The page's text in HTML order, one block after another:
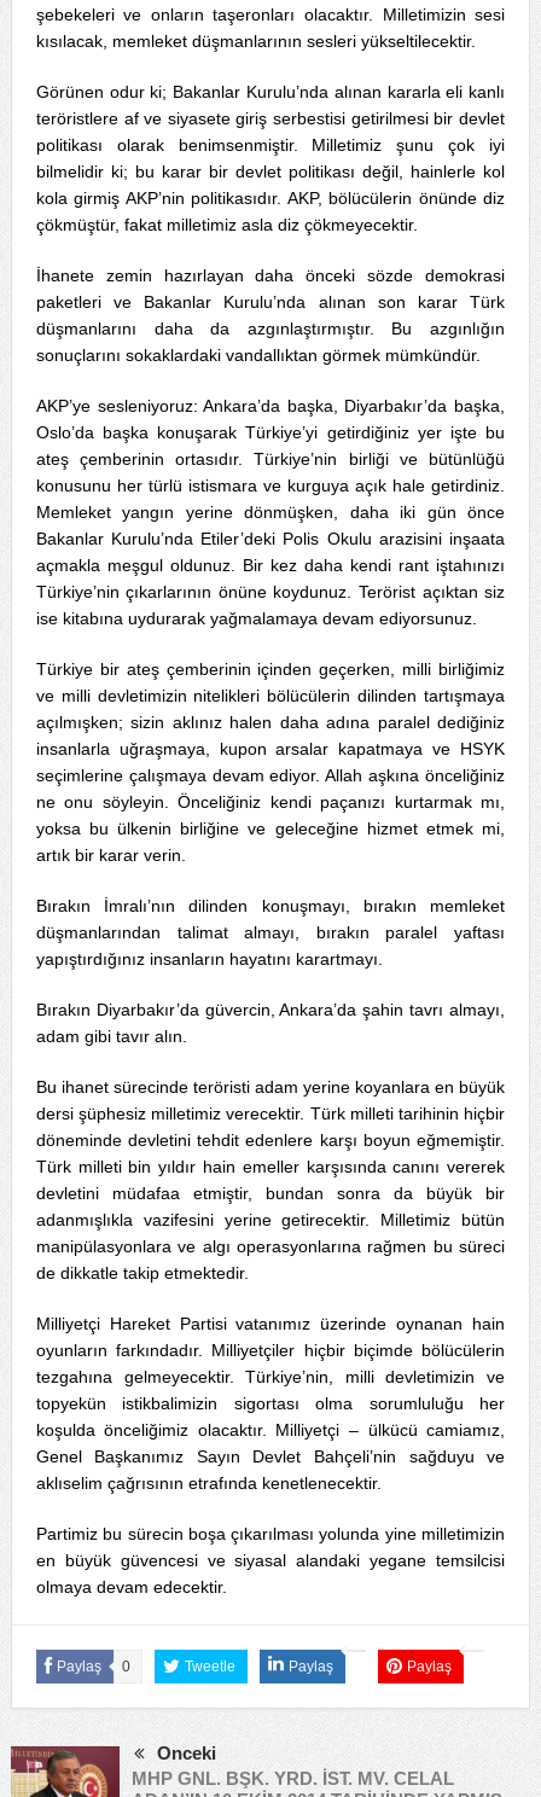
şebekeleri ve onların taşeronları olacaktır. Milletimizin sesi
kısılacak, memleket düşmanlarının sesleri yükseltilecektir.
Görünen odur ki; Bakanlar Kurulu’nda alınan kararla eli kanlı
teröristlere af ve siyasete giriş serbestisi getirilmesi bir devlet
politikası olarak benimsenmiştir. Milletimiz şunu çok iyi
bilmelidir ki; bu karar bir devlet politikası değil, hainlerle kol
kola girmiş AKP’nin politikasıdır. AKP, bölücülerin önünde diz
çökmüştür, fakat milletimiz asla diz çökmeyecektir.
İhanete zemin hazırlayan daha önceki sözde demokrasi
paketleri ve Bakanlar Kurulu’nda alınan son karar Türk
düşmanlarını daha da azgınlaştırmıştır. Bu azgınlığın
sonuçlarını sokaklardaki vandallıktan görmek mümkündür.
AKP’ye sesleniyoruz: Ankara’da başka, Diyarbakır’da başka,
Oslo’da başka konuşarak Türkiye’yi getirdiğiniz yer işte bu
ateş çemberinin ortasıdır. Türkiye’nin birliği ve bütünlüğü
konusunu her türlü istismara ve kurguya açık hale getirdiniz.
Memleket yangın yerine dönmüşken, daha iki gün önce
Bakanlar Kurulu’nda Etiler’deki Polis Okulu arazisini inşaata
açmakla meşgul oldunuz. Bir kez daha kendi rant iştahınızı
Türkiye’nin çıkarlarının önüne koydunuz. Terörist açıktan siz
ise kitabına uydurarak yağmalamaya devam ediyorsunuz.
Türkiye bir ateş çemberinin içinden geçerken, milli birliğimiz
ve milli devletimizin nitelikleri bölücülerin dilinden tartışmaya
açılmışken; sizin aklınız halen daha adına paralel dediğiniz
insanlarla uğraşmaya, kupon arsalar kapatmaya ve HSYK
seçimlerine çalışmaya devam ediyor. Allah aşkına önceliğiniz
ne onu söyleyin. Önceliğiniz kendi paçanızı kurtarmak mı,
yoksa bu ülkenin birliğine ve geleceğine hizmet etmek mi,
artık bir karar verin.
Bırakın İmralı’nın dilinden konuşmayı, bırakın memleket
düşmanlarından talimat almayı, bırakın paralel yaftası
yapıştırdığınız insanların hayatını karartmayı.
Bırakın Diyarbakır’da güvercin, Ankara’da şahin tavrı almayı,
adam gibi tavır alın.
Bu ihanet sürecinde teröristi adam yerine koyanlara en büyük
dersi şüphesiz milletimiz verecektir. Türk milleti tarihinin hiçbir
döneminde devletini tehdit edenlere karşı boyun eğmemiştir.
Türk milleti bin yıldır hain emeller karşısında canını vererek
devletini müdafaa etmiştir, bundan sonra da büyük bir
adanmışlıkla vazifesini yerine getirecektir. Milletimiz bütün
manipülasyonlara ve algı operasyonlarına rağmen bu süreci
de dikkatle takip etmektedir.
Milliyetçi Hareket Partisi vatanımız üzerinde oynanan hain
oyunların farkındadır. Milliyetçiler hiçbir biçimde bölücülerin
tezgahına gelmeyecektir. Türkiye’nin, milli devletimizin ve
topyekün istikbalimizin sigortası olma sorumluluğu her
koşulda önceliğimiz olacaktır. Milliyetçi – ülkücü camiamız,
Genel Başkanımız Sayın Devlet Bahçeli’nin sağduyu ve
aklıselim çağrısının etrafında kenetlenecektir.
Partimiz bu sürecin boşa çıkarılması yolunda yine milletimizin
en büyük güvencesi ve siyasal alandaki yegane temsilcisi
olmaya devam edecektir.
Paylaş 0 Tweetle Paylaş Paylaş
Önceki
MHP GNL. BŞK. YRD. İST. MV. CELAL